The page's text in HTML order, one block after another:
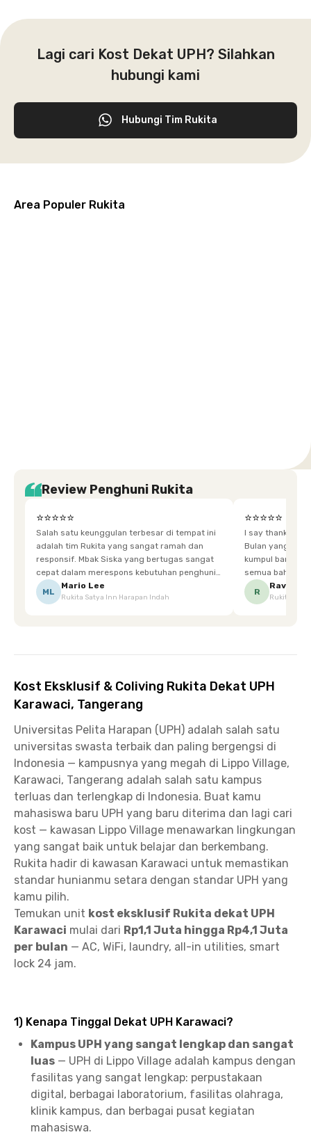
Lagi cari Kost Dekat UPH? Silahkan
hubungi kami
Hubungi Tim Rukita
Area Populer Rukita
Review Penghuni Rukita
⭐⭐⭐⭐⭐
Salah satu keunggulan terbesar di tempat ini
adalah tim Rukita yang sangat ramah dan
responsif. Mbak Siska yang bertugas sangat
cepat dalam merespons kebutuhan penghuni.
Ketika saya meminta keset karena sempat
terpeleset, permintaan tersebut langsung
ML
Mario Lee
Rukita Satya Inn Harapan Indah
⭐⭐⭐⭐⭐
I say thankyou
Bulan yang super happy! banyak
kumpul bareng
semua bahagia
mgkn saran dari air aja & kebersihan lebih di
R
Ravena
Rukita
Kost Eksklusif & Coliving Rukita Dekat UPH
Karawaci, Tangerang
Universitas Pelita Harapan (UPH) adalah salah satu
universitas swasta terbaik dan paling bergengsi di
Indonesia — kampusnya yang megah di Lippo Village,
Karawaci, Tangerang adalah salah satu kampus
terluas dan terlengkap di Indonesia. Buat kamu
mahasiswa baru UPH yang baru diterima dan lagi cari
kost — kawasan Lippo Village menawarkan lingkungan
yang sangat baik untuk belajar dan berkembang.
Rukita hadir di kawasan Karawaci untuk memastikan
standar hunianmu setara dengan standar UPH yang
kamu pilih.
Temukan unit kost eksklusif Rukita dekat UPH
Karawaci mulai dari Rp1,1 Juta hingga Rp4,1 Juta
per bulan — AC, WiFi, laundry, all-in utilities, smart
lock 24 jam.
1) Kenapa Tinggal Dekat UPH Karawaci?
Kampus UPH yang sangat lengkap dan sangat
luas — UPH di Lippo Village adalah kampus dengan
fasilitas yang sangat lengkap: perpustakaan
digital, berbagai laboratorium, fasilitas olahraga,
klinik kampus, dan berbagai pusat kegiatan
mahasiswa.